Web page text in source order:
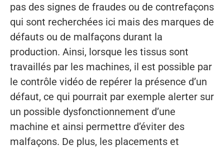
pas des signes de fraudes ou de contrefaçons
qui sont recherchées ici mais des marques de
défauts ou de malfaçons durant la
production. Ainsi, lorsque les tissus sont
travaillés par les machines, il est possible par
le contrôle vidéo de repérer la présence d’un
défaut, ce qui pourrait par exemple alerter sur
un possible dysfonctionnement d’une
machine et ainsi permettre d’éviter des
malfaçons. De plus, les placements et